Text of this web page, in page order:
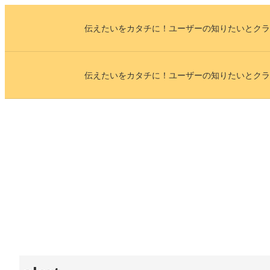
ッ
伝えたいをカタチに！ユーザーの知りたいとク
伝えたいをカタチに！ユーザーの知りたいとク